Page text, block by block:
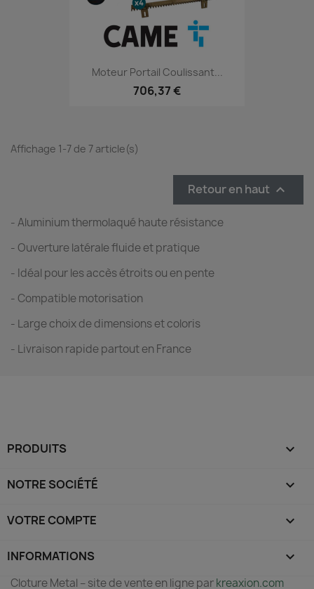
Moteur Portail Coulissant...
706,37 €
Affichage 1-7 de 7 article(s)
Retour en haut 
- Aluminium thermolaqué haute résistance
- Ouverture latérale fluide et pratique
- Idéal pour les accès étroits ou en pente
- Compatible motorisation
- Large choix de dimensions et coloris
- Livraison rapide partout en France
PRODUITS 
NOTRE SOCIÉTÉ 
VOTRE COMPTE 
INFORMATIONS keyboard_arrow_down
Cloture Metal – site de vente en ligne parkreaxion.com